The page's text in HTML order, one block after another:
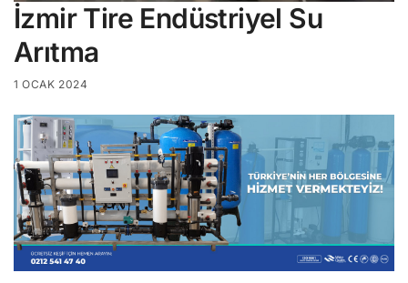
İzmir Tire Endüstriyel Su
Arıtma
1 OCAK 2024